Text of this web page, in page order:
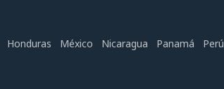
Honduras México Nicaragua Panamá
Perú